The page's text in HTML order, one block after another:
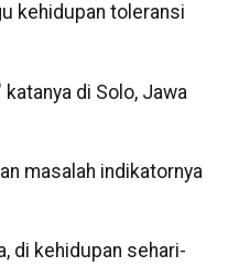
kehidupan toleransi
di Solo, Jawa
masalah indikatornya
di kehidupan sehari-